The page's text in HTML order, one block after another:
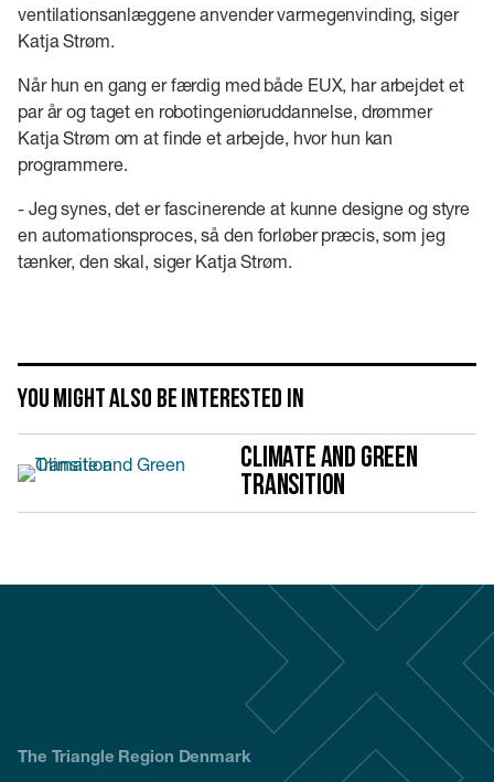
ventilationsanlæggene anvender varmegenvinding, siger
Katja Strøm.
Når hun en gang er færdig med både EUX, har arbejdet et
par år og taget en robotingeniøruddannelse, drømmer
Katja Strøm om at finde et arbejde, hvor hun kan
programmere.
- Jeg synes, det er fascinerende at kunne designe og styre
en automationsproces, så den forløber præcis, som jeg
tænker, den skal, siger Katja Strøm.
You might also be interested in
Climate and Green
Transition
The Triangle Region Denmark